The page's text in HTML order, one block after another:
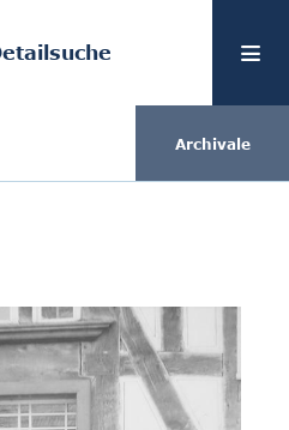
Archivale